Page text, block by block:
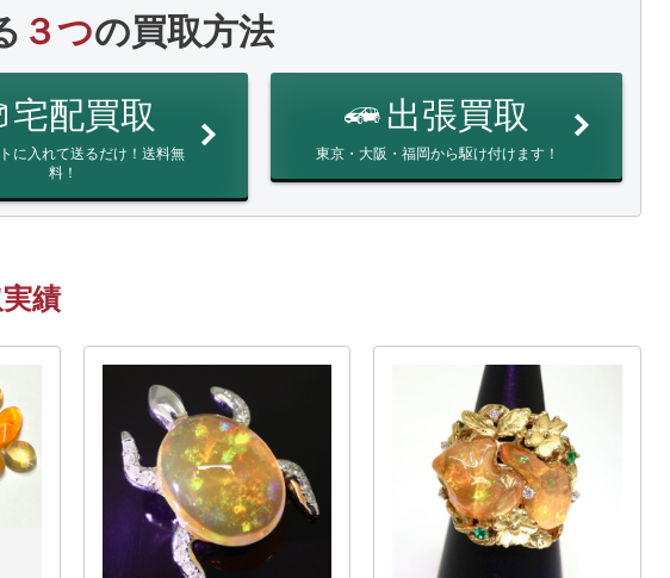
３つの買取方法
宅配買取
に入れて送るだけ！送料無
料！
出張買取
東京・大阪・福岡から駆け付けます！
績